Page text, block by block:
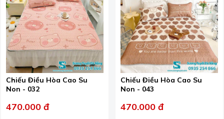
Chiếu Điều Hòa Cao Su
Non - 032
470.000 đ
Chiếu Điều Hòa Cao Su
Non - 043
470.000 đ